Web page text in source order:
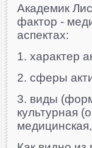
Академик
фактор -
аспектах:
1. характер
2. сферы
3. виды
культурная